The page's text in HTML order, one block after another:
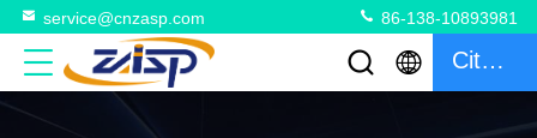
service@cnzasp.com 86-138-10893981
Citazione